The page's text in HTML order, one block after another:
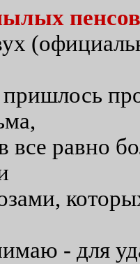
все равно
- для